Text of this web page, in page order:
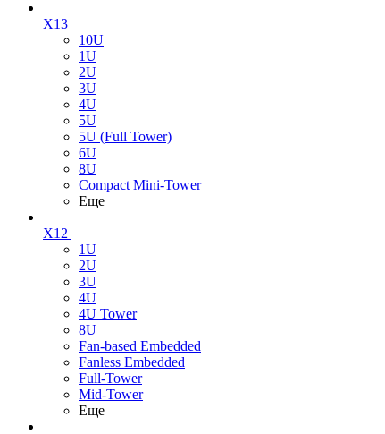
X13
10U
1U
2U
3U
4U
5U
5U (Full Tower)
6U
8U
Compact Mini-Tower
Еще
X12
1U
2U
3U
4U
4U Tower
8U
Fan-based Embedded
Fanless Embedded
Full-Tower
Mid-Tower
Еще